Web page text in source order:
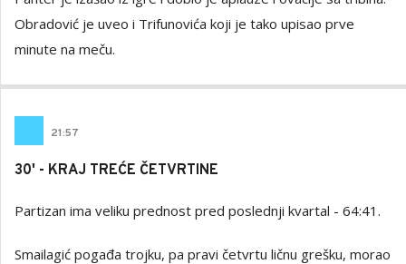
Obradović je uveo i Trifunovića koji je tako upisao prve
minute na meču.
21:57
30' - KRAJ TREĆE ČETVRTINE
Partizan ima veliku prednost pred poslednji kvartal - 64:41.
Smailagić pogađa trojku, pa pravi četvrtu ličnu grešku, morao